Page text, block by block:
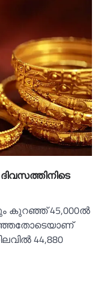
കുറഞ്ഞ് 45,000ല്‍
44,880